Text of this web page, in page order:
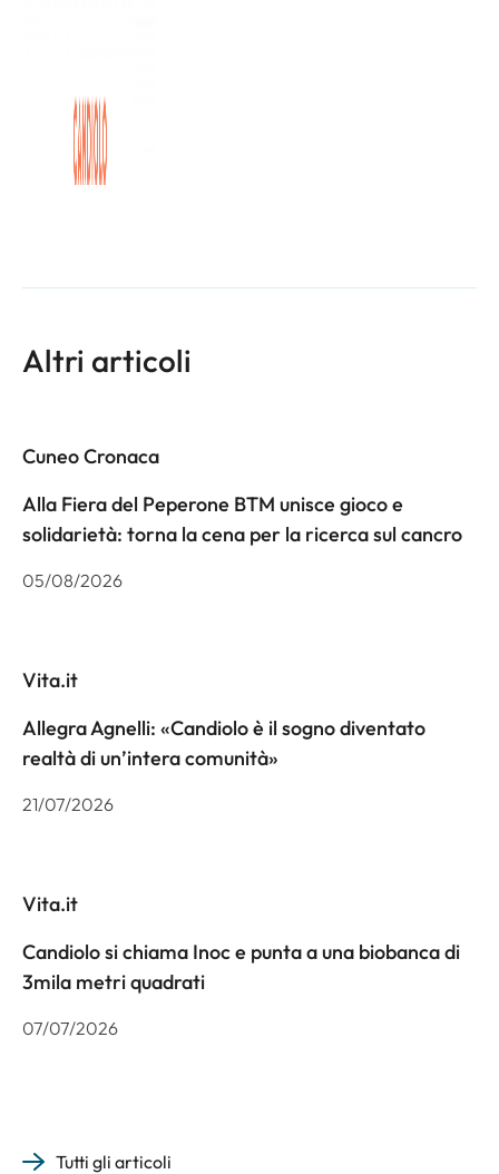
di una delle istituzioni più impegnate nella lotta contro il
cancro come l’Istituto di Candiolo – IRCCS.
L'articolo completo è disponibile a
Altri articoli
Cuneo Cronaca
Alla Fiera del Peperone BTM unisce gioco e
solidarietà: torna la cena per la ricerca sul cancro
05/08/2026
Vita.it
Allegra Agnelli: «Candiolo è il sogno diventato
realtà di un’intera comunità»
21/07/2026
Vita.it
Candiolo si chiama Inoc e punta a una biobanca di
3mila metri quadrati
07/07/2026
Tutti gli articoli